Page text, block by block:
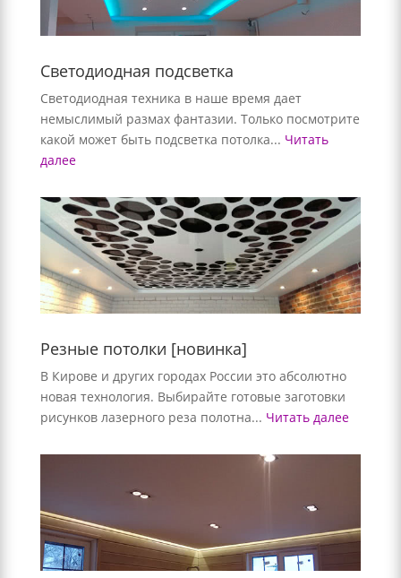
Светодиодная подсветка
Светодиодная техника в наше время дает
немыслимый размах фантазии. Только посмотрите
какой может быть подсветка потолка... Читать
далее
Резные потолки [новинка]
В Кирове и других городах России это абсолютно
новая технология. Выбирайте готовые заготовки
рисунков лазерного реза полотна... Читать далее